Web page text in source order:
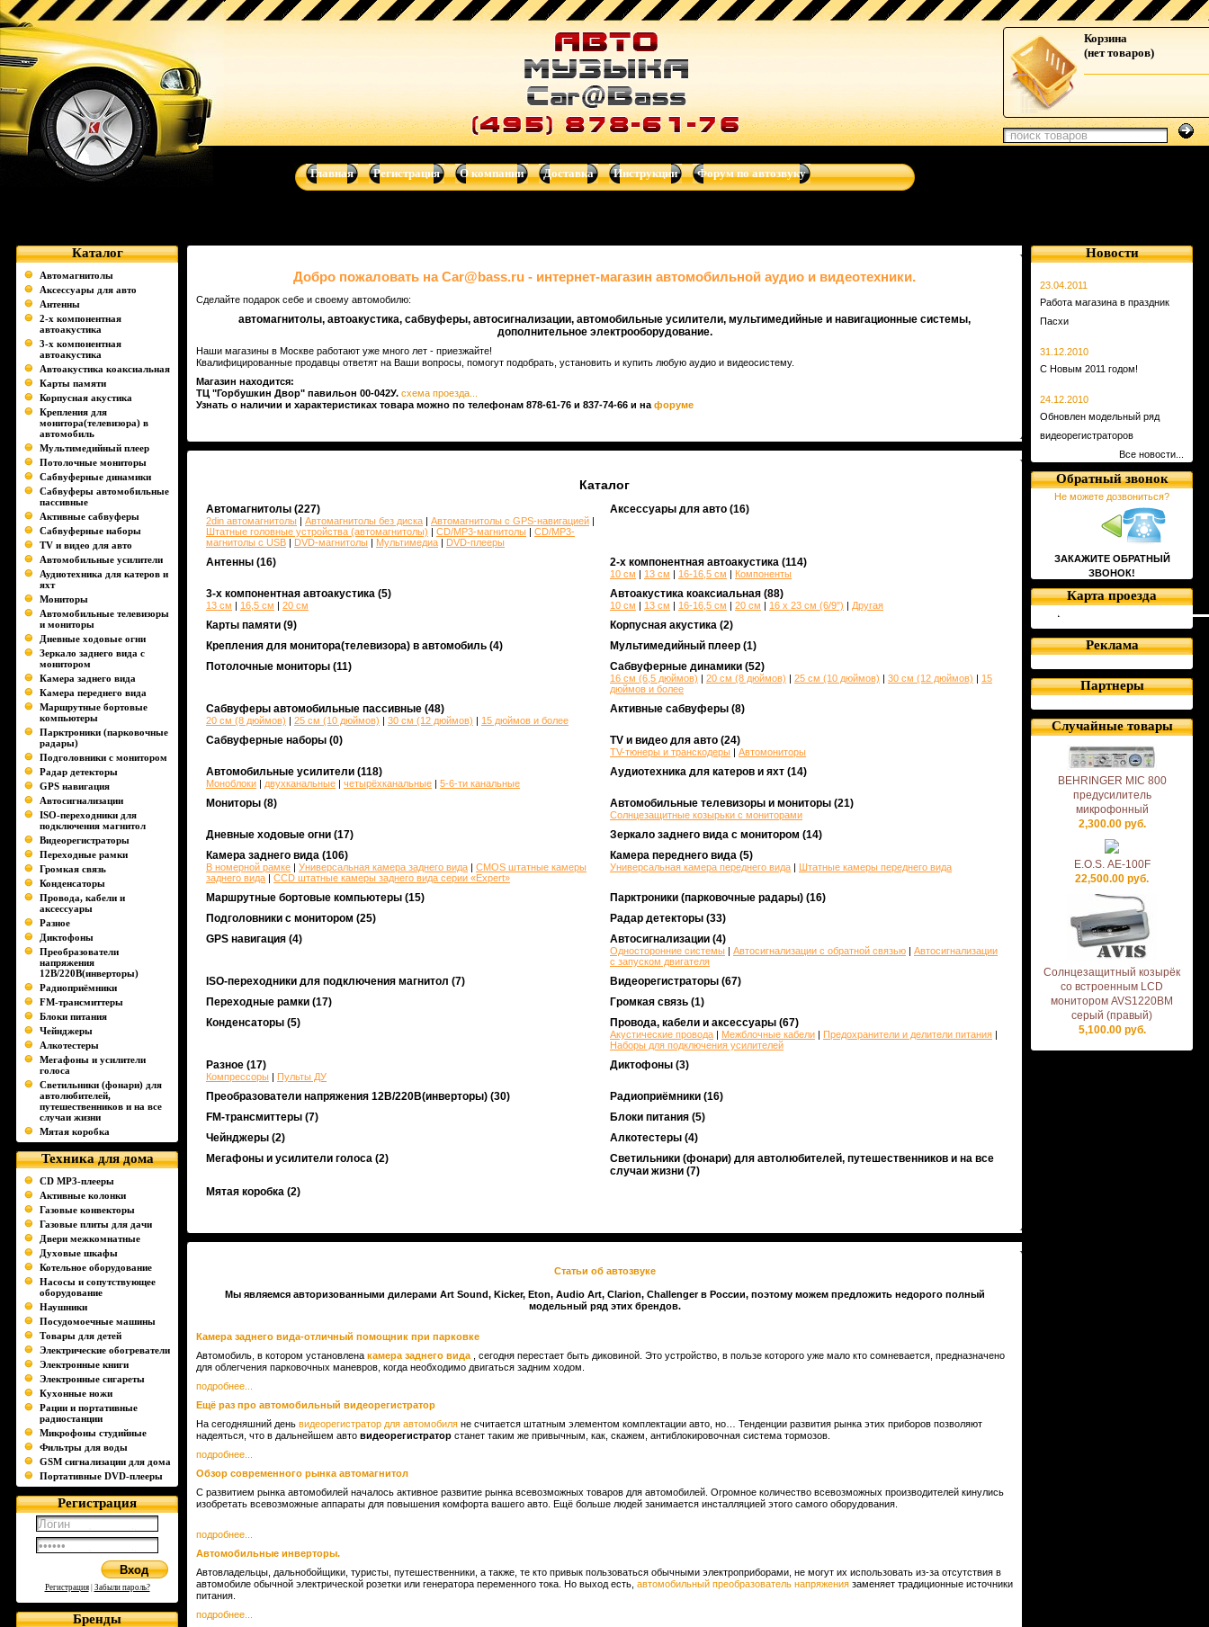
Музыка для Вашего авто - автоакустика, автомагнитолы, сабвуферы, автотелевизоры, усилители, dvd-магнитолы, навигационные системы от Clarion, Mystery, Kicker, Prology, Audio Art, Art
Sound
Корзина
(нет товаров)
Главная Регистрация О компании Доставка Инструкции Форум по автозвуку
Каталог
Автомагнитолы
Аксессуары для авто
Антенны
2-х компонентная
автоакустика
3-х компонентная
автоакустика
Автоакустика коаксиальная
Карты памяти
Корпусная акустика
Крепления для
монитора(телевизора) в
автомобиль
Мультимедийный плеер
Потолочные мониторы
Сабвуферные динамики
Сабвуферы автомобильные
пассивные
Активные сабвуферы
Сабвуферные наборы
TV и видео для авто
Автомобильные усилители
Аудиотехника для катеров и
яхт
Мониторы
Автомобильные телевизоры
и мониторы
Дневные ходовые огни
Зеркало заднего вида с
монитором
Камера заднего вида
Камера переднего вида
Маршрутные бортовые
компьютеры
Парктроники (парковочные
радары)
Подголовники с монитором
Радар детекторы
GPS навигация
Автосигнализации
ISO-переходники для
подключения магнитол
Видеорегистраторы
Переходные рамки
Громкая связь
Конденсаторы
Провода, кабели и
аксессуары
Разное
Диктофоны
Преобразователи
напряжения
12В/220В(инверторы)
Радиоприёмники
FM-трансмиттеры
Блоки питания
Чейнджеры
Алкотестеры
Мегафоны и усилители
голоса
Светильники (фонари) для
автолюбителей,
путешественников и на все
случаи жизни
Мятая коробка
Техника для дома
CD MP3-плееры
Активные колонки
Газовые конвекторы
Газовые плиты для дачи
Двери межкомнатные
Духовые шкафы
Котельное оборудование
Насосы и сопутствующее
оборудование
Наушники
Посудомоечные машины
Товары для детей
Электрические обогреватели
Электронные книги
Электронные сигареты
Кухонные ножи
Рации и портативные
радиостанции
Микрофоны студийные
Фильтры для воды
GSM сигнализации для дома
Портативные DVD-плееры
Регистрация
Регистрация| Забыли пароль?
Бренды
Добро пожаловать на Car@bass.ru - интернет-магазин автомобильной аудио и видеотехники.
Сделайте подарок себе и своему автомобилю:
автомагнитолы, автоакустика, сабвуферы, автосигнализации, автомобильные усилители, мультимедийные и навигационные системы,
дополнительное электрооборудование.
Наши магазины в Москве работают уже много лет - приезжайте!
Квалифицированные продавцы ответят на Ваши вопросы, помогут подобрать, установить и купить любую аудио и видеосистему.
Магазин находится:
ТЦ "Горбушкин Двор" павильон 00-042У. схема проезда...
Узнать о наличии и характеристиках товара можно по телефонам 878-61-76 и 837-74-66 и на форуме
Каталог
Автомагнитолы (227)
2din автомагнитолы | Автомагнитолы без диска | Автомагнитолы с GPS-навигацией |
Штатные головные устройства (автомагнитолы) | CD/MP3-магнитолы | CD/MP3-
магнитолы c USB | DVD-магнитолы | Мультимедиа | DVD-плееры
Аксессуары для авто (16)
Антенны (16) 2-х компонентная автоакустика (114)
10 см | 13 см | 16-16,5 см | Компоненты
3-х компонентная автоакустика (5)
13 см | 16,5 см | 20 см
Автоакустика коаксиальная (88)
10 см | 13 см | 16-16,5 см | 20 см | 16 х 23 см (6/9") | Другая
Карты памяти (9) Корпусная акустика (2)
Крепления для монитора(телевизора) в автомобиль (4) Мультимедийный плеер (1)
Потолочные мониторы (11) Сабвуферные динамики (52)
16 см (6,5 дюймов) | 20 см (8 дюймов) | 25 см (10 дюймов) | 30 см (12 дюймов) | 15
дюймов и более
Сабвуферы автомобильные пассивные (48)
20 см (8 дюймов) | 25 см (10 дюймов) | 30 см (12 дюймов) | 15 дюймов и более
Активные сабвуферы (8)
Сабвуферные наборы (0) TV и видео для авто (24)
TV-тюнеры и транскодеры | Автомониторы
Автомобильные усилители (118)
Моноблоки | двухканальные | четырёхканальные | 5-6-ти канальные
Аудиотехника для катеров и яхт (14)
Мониторы (8) Автомобильные телевизоры и мониторы (21)
Солнцезащитные козырьки с мониторами
Дневные ходовые огни (17) Зеркало заднего вида с монитором (14)
Камера заднего вида (106)
В номерной рамке | Универсальная камера заднего вида | CMOS штатные камеры
заднего вида | CCD штатные камеры заднего вида серии «Expert»
Камера переднего вида (5)
Универсальная камера переднего вида | Штатные камеры переднего вида
Маршрутные бортовые компьютеры (15) Парктроники (парковочные радары) (16)
Подголовники с монитором (25) Радар детекторы (33)
GPS навигация (4) Автосигнализации (4)
Односторонние системы | Автосигнализации c обратной связью | Автосигнализации
с запуском двигателя
ISO-переходники для подключения магнитол (7) Видеорегистраторы (67)
Переходные рамки (17) Громкая связь (1)
Конденсаторы (5) Провода, кабели и аксессуары (67)
Акустические провода | Межблочные кабели | Предохранители и делители питания |
Наборы для подключения усилителей
Разное (17)
Компрессоры | Пульты ДУ
Диктофоны (3)
Преобразователи напряжения 12В/220В(инверторы) (30) Радиоприёмники (16)
FM-трансмиттеры (7) Блоки питания (5)
Чейнджеры (2) Алкотестеры (4)
Мегафоны и усилители голоса (2)
Светильники (фонари) для автолюбителей, путешественников и на все
случаи жизни (7)
Мятая коробка (2)
Cтатьи об автозвуке
Мы являемся авторизованными дилерами Art Sound, Kicker, Eton, Audio Art, Clarion, Challenger в России, поэтому можем предложить недорого полный
модельный ряд этих брендов.
Камера заднего вида-отличный помощник при парковке
Автомобиль, в котором установлена камера заднего вида , сегодня перестает быть диковиной. Это устройство, в пользе которого уже мало кто сомневается, предназначено
для облегчения парковочных маневров, когда необходимо двигаться задним ходом.
подробнее...
Ещё раз про автомобильный видеорегистратор
На сегодняшний день видеорегистратор для автомобиля не считается штатным элементом комплектации авто, но… Тенденции развития рынка этих приборов позволяют
надеяться, что в дальнейшем авто видеорегистратор станет таким же привычным, как, скажем, антиблокировочная система тормозов.
подробнее...
Обзор современного рынка автомагнитол
С развитием рынка автомобилей началось активное развитие рынка всевозможных товаров для автомобилей. Огромное количество всевозможных производителей кинулись
изобретать всевозможные аппараты для повышения комфорта вашего авто. Ещё больше людей занимается инсталляцией этого самого оборудования.
подробнее...
Автомобильные инверторы.
Автовладельцы, дальнобойщики, туристы, путешественники, а также, те кто привык пользоваться обычными электроприборами, не могут их использовать из-за отсутствия в
автомобиле обычной электрической розетки или генератора переменного тока. Но выход есть, автомобильный преобразователь напряжения заменяет традиционные источники
питания.
подробнее...
Новости
23.04.2011
Работа магазина в праздник
Пасхи
31.12.2010
С Новым 2011 годом!
24.12.2010
Обновлен модельный ряд
видеорегистраторов
Все новости...
Обратный звонок
Не можете дозвониться?
ЗАКАЖИТЕ ОБРАТНЫЙ
ЗВОНОК!
Карта проезда
Реклама
Партнеры
Случайные товары
BEHRINGER MIC 800
предусилитель
микрофонный
2,300.00 руб.
E.O.S. АЕ-100F
22,500.00 руб.
Солнцезащитный козырёк
со встроенным LCD
монитором AVS1220BM
серый (правый)
5,100.00 руб.